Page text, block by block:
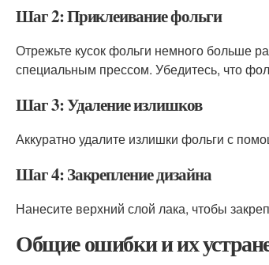
Шаг 2: Приклеивание фольги
Отрежьте кусок фольги немного больше
специальным прессом. Убедитесь, что
Шаг 3: Удаление излишков
Аккуратно удалите излишки фольги с
Шаг 4: Закрепление дизайна
Нанесите верхний слой лака, чтобы
Общие ошибки и их